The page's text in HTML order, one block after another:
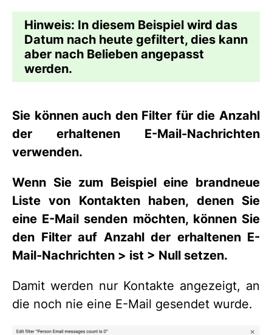
Hinweis: In diesem Beispiel wird das
Datum nach heute gefiltert, dies kann
aber nach Belieben angepasst
werden.
Sie können auch den Filter für die Anzahl
der erhaltenen E-Mail-Nachrichten
verwenden.
Wenn Sie zum Beispiel eine brandneue
Liste von Kontakten haben, denen Sie
eine E-Mail senden möchten, können Sie
den Filter auf Anzahl der erhaltenen E-
Mail-Nachrichten > ist > Null setzen.
Damit werden nur Kontakte angezeigt, an
die noch nie eine E-Mail gesendet wurde.